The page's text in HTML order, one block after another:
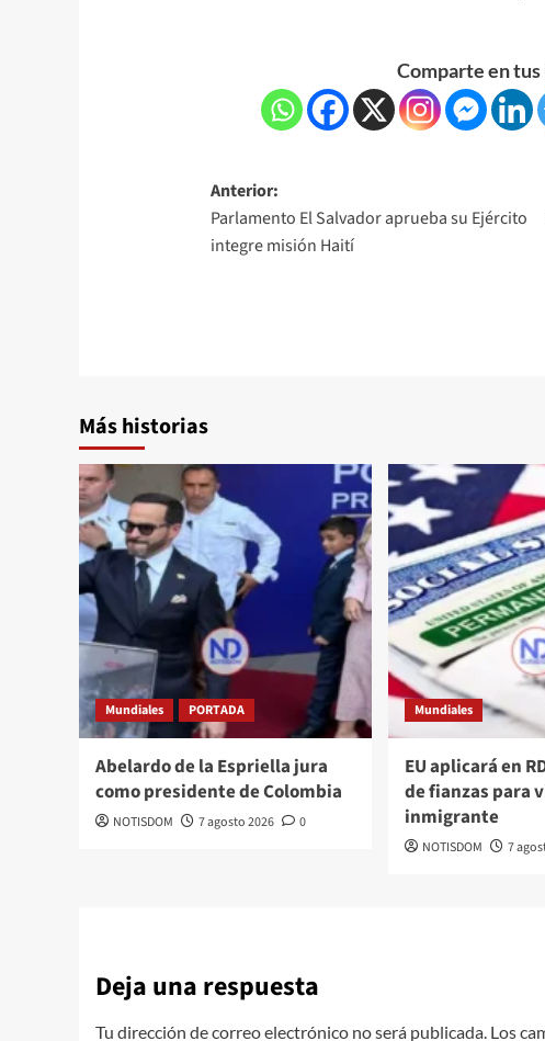
Comparte en tus
Anterior:
Parlamento El Salvador aprueba su Ejército
integre misión Haití
Más historias
Mundiales PORTADA
Abelardo de la Espriella jura
como presidente de Colombia
NOTISDOM 7 agosto 2026 0
Mundiales
EU aplicará en
de fianzas para
inmigrante
NOTISDOM 7
Deja una respuesta
Tu dirección de correo electrónico no será publicada. Los